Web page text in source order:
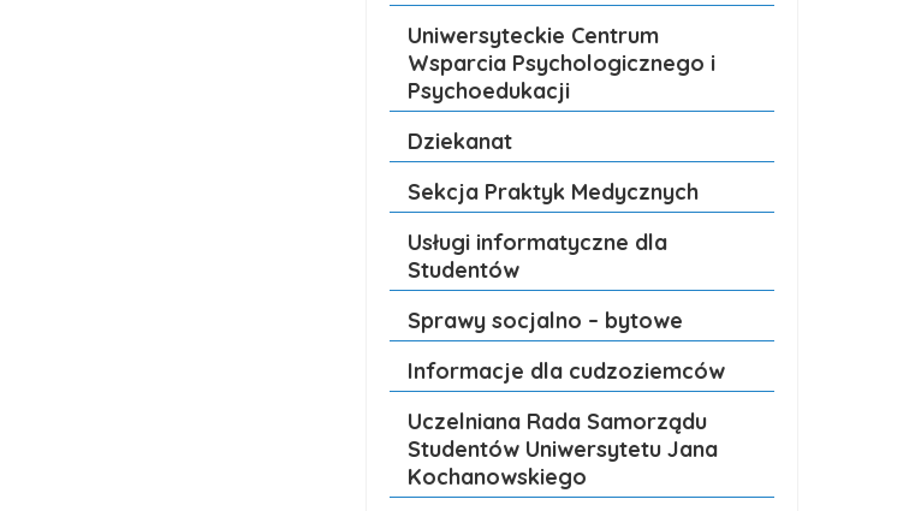
Uniwersyteckie Centrum
Wsparcia Psychologicznego i
Psychoedukacji
Dziekanat
Sekcja Praktyk Medycznych
Usługi informatyczne dla
Studentów
Sprawy socjalno – bytowe
Informacje dla cudzoziemców
Uczelniana Rada Samorządu
Studentów Uniwersytetu Jana
Kochanowskiego